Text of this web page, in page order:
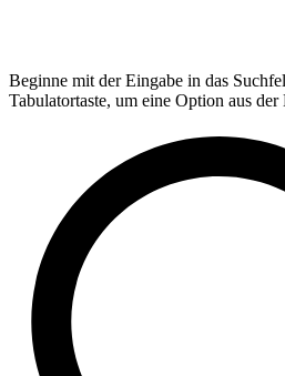
Beginne mit der Eingabe in das
Tabulatortaste, um eine Option aus